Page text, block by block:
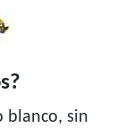
blanco, sin